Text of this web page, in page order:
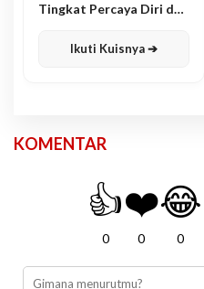
Tingkat Percaya Diri dan
Ikuti Kuisnya ➔
KOMENTAR
👍
0
❤️
0
😂
0